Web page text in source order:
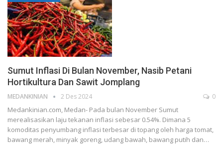
Sumut Inflasi Di Bulan November, Nasib Petani
Hortikultura Dan Sawit Jomplang
MEDANKINIAN 2 Des 2024 0
Medankinian.com, Medan- Pada bulan November Sumut
merealisasikan laju tekanan inflasi sebesar 0.54%. Dimana 5
komoditas penyumbang inflasi terbesar di topang oleh harga tomat,
bawang merah, minyak goreng, udang bawah, bawang putih dan…